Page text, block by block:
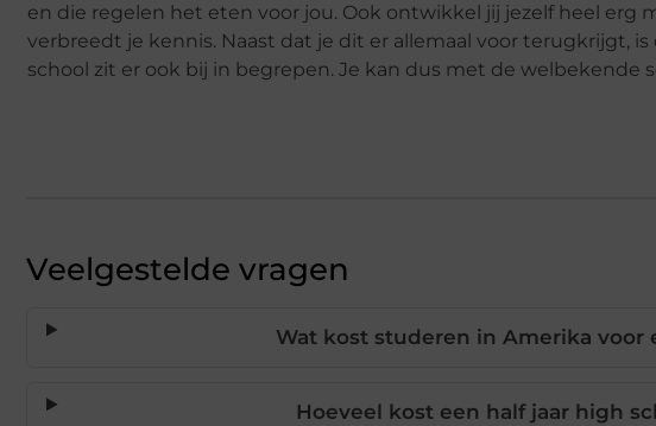
en die regelen het eten voor jou. Ook ontwikkel jij jezelf heel erg
verbreedt je kennis. Naast dat je dit er allemaal voor terugkrijgt,
school zit er ook bij in begrepen. Je kan dus met de welbekende
Veelgestelde vragen
Wat kost studeren in Amerika voor
Hoeveel kost een half jaar high